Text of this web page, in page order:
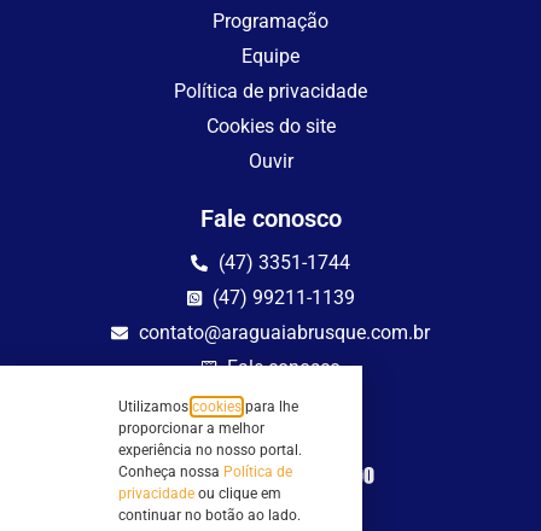
Programação
Equipe
Política de privacidade
Cookies do site
Ouvir
Fale conosco
(47) 3351-1744
(47) 99211-1139
contato@araguaiabrusque.com.br
Fale conosco
Site seguro
Utilizamos cookies para lhe
proporcionar a melhor
experiência no nosso portal.
Conheça nossa Política de
privacidade ou clique em
continuar no botão ao lado.